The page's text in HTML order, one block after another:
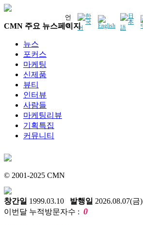
언
어
CMN 주요 뉴스페이지
뉴스
포커스
마케팅
신제품
뷰티
인터뷰
사람들
마케팅리뷰
기획특집
커뮤니티
© 2001-2025 CMN
창간일 1999.03.10 발행일 2026.08.07(금)
이번달 누적방문자수 : 0